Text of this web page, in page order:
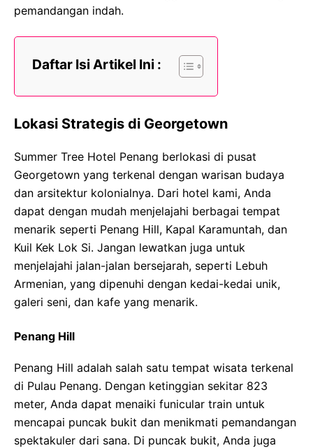
pemandangan indah.
Daftar Isi Artikel Ini :
Lokasi Strategis di Georgetown
Summer Tree Hotel Penang berlokasi di pusat
Georgetown yang terkenal dengan warisan budaya
dan arsitektur kolonialnya. Dari hotel kami, Anda
dapat dengan mudah menjelajahi berbagai tempat
menarik seperti Penang Hill, Kapal Karamuntah, dan
Kuil Kek Lok Si. Jangan lewatkan juga untuk
menjelajahi jalan-jalan bersejarah, seperti Lebuh
Armenian, yang dipenuhi dengan kedai-kedai unik,
galeri seni, dan kafe yang menarik.
Penang Hill
Penang Hill adalah salah satu tempat wisata terkenal
di Pulau Penang. Dengan ketinggian sekitar 823
meter, Anda dapat menaiki funicular train untuk
mencapai puncak bukit dan menikmati pemandangan
spektakuler dari sana. Di puncak bukit, Anda juga